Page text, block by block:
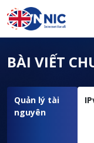
Nhảy đến nội dung
BÀI VIẾT
Quản lý tài
nguyên